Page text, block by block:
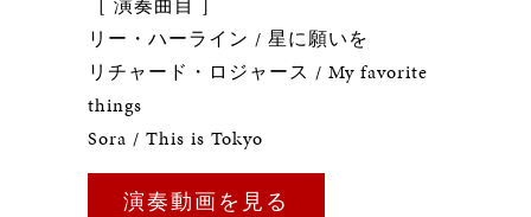
リー・ハーライン / 星に願いを
リチャード・ロジャース / My favorite
things
Sora / This is Tokyo
演奏動画を見る